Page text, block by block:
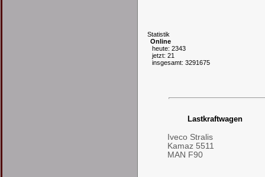
Statistik
Online
heute: 2343
jetzt: 21
insgesamt: 3291675
Lastkraftwagen
Iveco Stralis
Kamaz 5511
MAN F90